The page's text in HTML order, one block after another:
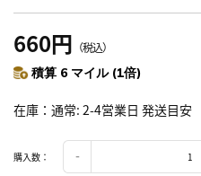
660円 （税込）
積算 6 マイル (1倍)
在庫 通常: 2-4営業日 発送目安
購入数：